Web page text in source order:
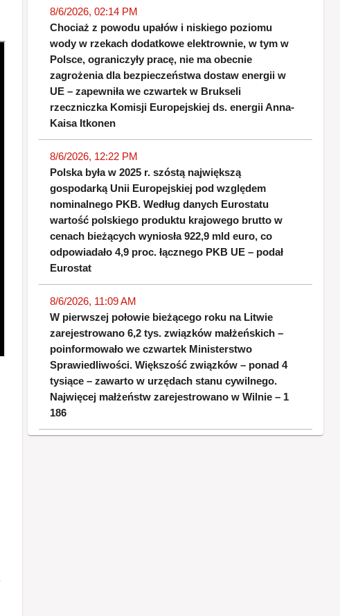
8/6/2026, 02:14 PM
Chociaż z powodu upałów i niskiego poziomu
wody w rzekach dodatkowe elektrownie, w tym w
Polsce, ograniczyły pracę, nie ma obecnie
zagrożenia dla bezpieczeństwa dostaw energii w
UE – zapewniła we czwartek w Brukseli
rzeczniczka Komisji Europejskiej ds. energii Anna-
Kaisa Itkonen
8/6/2026, 12:22 PM
Polska była w 2025 r. szóstą największą
gospodarką Unii Europejskiej pod względem
nominalnego PKB. Według danych Eurostatu
wartość polskiego produktu krajowego brutto w
cenach bieżących wyniosła 922,9 mld euro, co
odpowiadało 4,9 proc. łącznego PKB UE – podał
Eurostat
8/6/2026, 11:09 AM
W pierwszej połowie bieżącego roku na Litwie
zarejestrowano 6,2 tys. związków małżeńskich –
poinformowało we czwartek Ministerstwo
Sprawiedliwości. Większość związków – ponad 4
tysiące – zawarto w urzędach stanu cywilnego.
Najwięcej małżeństw zarejestrowano w Wilnie – 1
186